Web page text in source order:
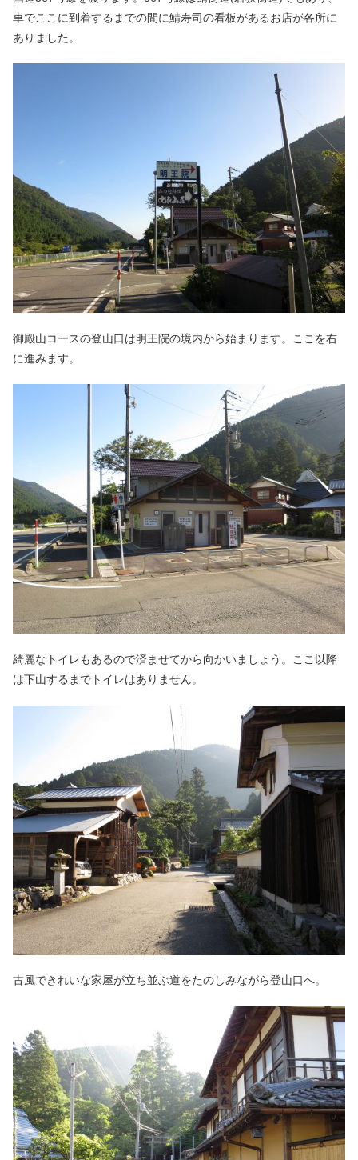
車でここに到着するまでの間に鯖寿司の看板があるお店が各所に
ありました。
御殿山コースの登山口は明王院の境内から始まります。ここを右
に進みます。
綺麗なトイレもあるので済ませてから向かいましょう。ここ以降
は下山するまでトイレはありません。
古風できれいな家屋が立ち並ぶ道をたのしみながら登山口へ。